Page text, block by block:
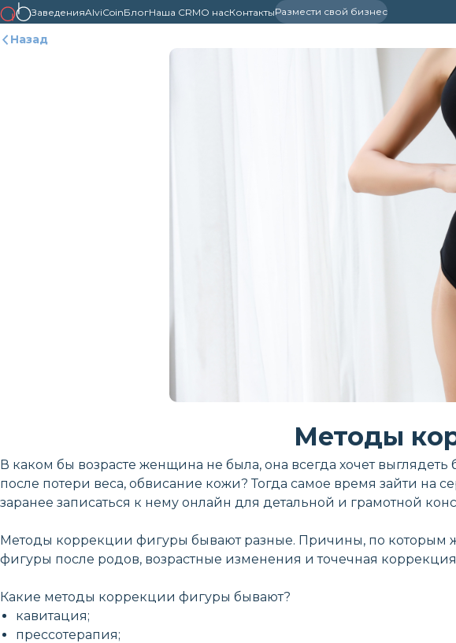
ЗаведенияAlviCoinБлогНаша CRMО насКонтактыРазмести свой бизнес
Назад
Методы
В каком бы возрасте женщина не была, она всегда хочет
после потери веса, обвисание кожи? Тогда самое время зайти на
заранее записаться к нему онлайн для детальной и грамотной
Методы коррекции фигуры бывают разные. Причины, по которым
фигуры после родов, возрастные изменения и точечная
Какие методы коррекции фигуры бывают?
кавитация;
прессотерапия;